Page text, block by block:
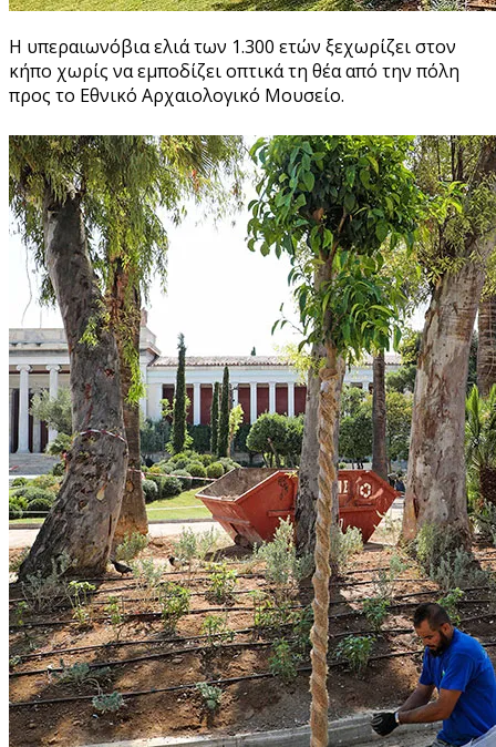
Η υπεραιωνόβια ελιά των 1.300 ετών ξεχωρίζει στον
κήπο χωρίς να εμποδίζει οπτικά τη θέα από την πόλη
προς το Εθνικό Αρχαιολογικό Μουσείο.